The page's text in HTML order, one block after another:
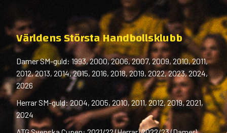
Världens Största Handbollsklubb
Damer SM-guld: 1993, 2000, 2006, 2007, 2009, 2010, 2011,
2012, 2013, 2014, 2015, 2016, 2018, 2019, 2022, 2023, 2024,
2026
Herrar SM-guld: 2004, 2005, 2010, 2011, 2012, 2019, 2021,
2024